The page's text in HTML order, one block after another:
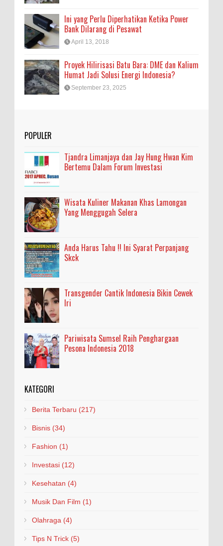
Ini yang Perlu Diperhatikan Ketika Power
Bank Dilarang di Pesawat
April 13, 2018
Proyek Hilirisasi Batu Bara: DME dan Kalium
Humat Jadi Solusi Energi Indonesia?
September 23, 2025
POPULER
Tjandra Limanjaya dan Jay Hung Hwan Kim
Bertemu Dalam Forum Investasi
Wisata Kuliner Makanan Khas Lamongan
Yang Menggugah Selera
Anda Harus Tahu !! Ini Syarat Perpanjang
Skck
Transgender Cantik Indonesia Bikin Cewek
Iri
Pariwisata Sumsel Raih Penghargaan
Pesona Indonesia 2018
KATEGORI
Berita Terbaru (217)
Bisnis (34)
Fashion (1)
Investasi (12)
Kesehatan (4)
Musik Dan Film (1)
Olahraga (4)
Tips N Trick (5)